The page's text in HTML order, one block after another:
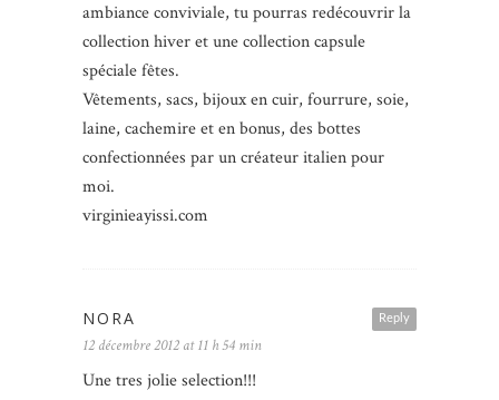
ambiance conviviale, tu pourras redécouvrir la
collection hiver et une collection capsule
spéciale fêtes.
Vêtements, sacs, bijoux en cuir, fourrure, soie,
laine, cachemire et en bonus, des bottes
confectionnées par un créateur italien pour
moi.
virginieayissi.com
Reply
NORA
12 décembre 2012 at 11 h 54 min
Une tres jolie selection!!!